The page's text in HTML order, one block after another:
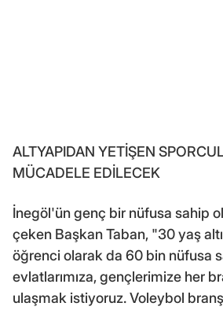
ALTYAPIDAN YETİŞEN
MÜCADELE EDİLECEK
İnegöl'ün genç bir nüfusa sahip
çeken Başkan Taban, "30 yaş
öğrenci olarak da 60 bin nüfusa
evlatlarımıza, gençlerimize her
ulaşmak istiyoruz. Voleybol